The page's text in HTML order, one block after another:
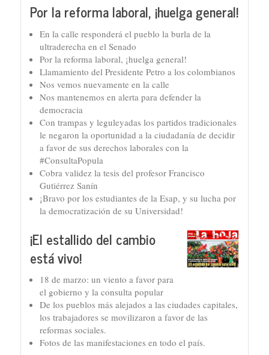
Por la reforma laboral, ¡huelga general!
En la calle responderá el pueblo la burla de la
ultraderecha en el Senado
Por la reforma laboral, ¡huelga general!
Llamamiento del Presidente Petro a los colombianos
Nos vemos nuevamente en la calle
Nos mantenemos en alerta para defender la
democracia
Con trampas y leguleyadas los partidos tradicionales
le negaron la oportunidad a la ciudadanía de decidir
a favor de sus derechos laborales con la
#ConsultaPopula
Cobra validez la tesis del profesor Francisco
Gutiérrez Sanín
¡Bravo por los estudiantes de la Esap, y su lucha por
la democratización de su Universidad!
¡El estallido del cambio
está vivo!
18 de marzo: un viento a favor para
el gobierno y la consulta popular
De los pueblos más alejados a las ciudades capitales,
los trabajadores se movilizaron a favor de las
reformas sociales.
Fotos de las manifestaciones en todo el país.